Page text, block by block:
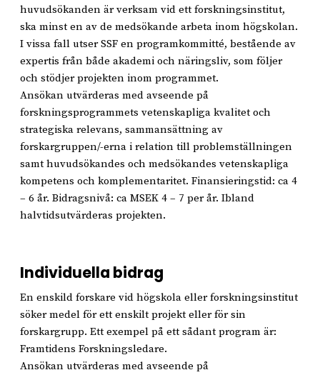
huvudsökanden är verksam vid ett forskningsinstitut,
ska minst en av de medsökande arbeta inom högskolan.
I vissa fall utser SSF en programkommitté, bestående av
expertis från både akademi och näringsliv, som följer
och stödjer projekten inom programmet.
Ansökan utvärderas med avseende på
forskningsprogrammets vetenskapliga kvalitet och
strategiska relevans, sammansättning av
forskargruppen/-erna i relation till problemställningen
samt huvudsökandes och medsökandes vetenskapliga
kompetens och komplementaritet. Finansieringstid: ca 4
– 6 år. Bidragsnivå: ca MSEK 4 – 7 per år. Ibland
halvtidsutvärderas projekten.
Individuella bidrag
En enskild forskare vid högskola eller forskningsinstitut
söker medel för ett enskilt projekt eller för sin
forskargrupp. Ett exempel på ett sådant program är:
Framtidens Forskningsledare.
Ansökan utvärderas med avseende på